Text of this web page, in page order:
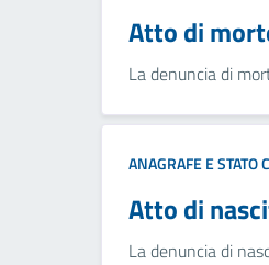
Atto di
La denuncia di
ANAGRAFE E STATO
Atto di
La denuncia di